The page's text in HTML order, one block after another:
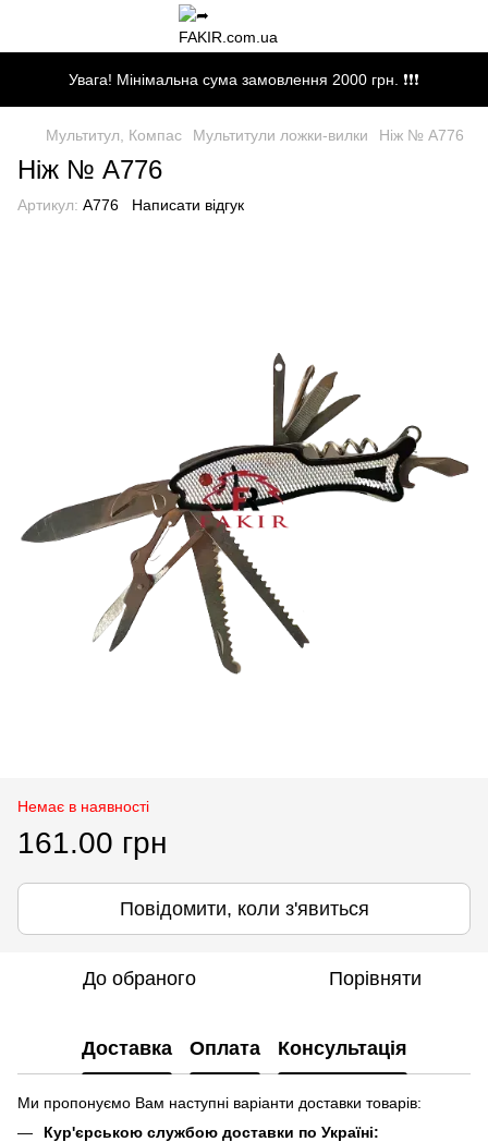
Увага! Мінімальна сума замовлення 2000 грн. ❗❗❗
Мультитул, Компас Мультитули ложки-вилки Ніж № A776
Ніж № A776
Артикул: A776 Написати відгук
Немає в наявності
161.00 грн
Повідомити, коли з'явиться
До обраного Порівняти
Доставка Оплата Консультація
Ми пропонуємо Вам наступні варіанти доставки товарів:
Кур'єрською службою доставки по Україні: